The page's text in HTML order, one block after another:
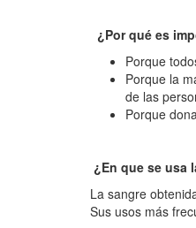
¿Por qué es
Porque
Porque la
de las
Porque
¿En que se usa
La sangre
Sus usos más